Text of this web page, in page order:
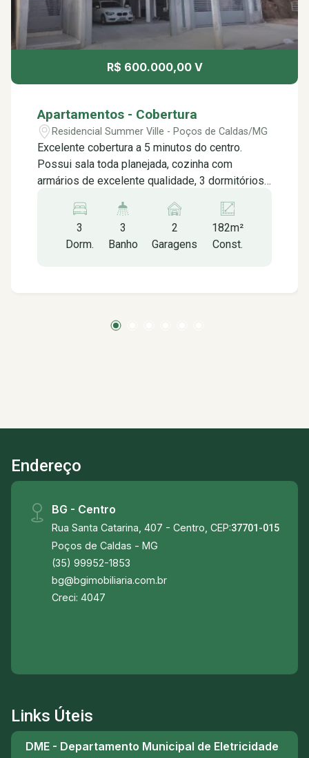
R$ 600.000,00 V
Apartamentos - Cobertura
Residencial Summer Ville - Poços de Caldas/MG
Excelente cobertura a 5 minutos do centro.
Possui sala toda planejada, cozinha com
armários de excelente qualidade, 3 dormitórios
vagas de garagem. Cobertura de 91m² com
banheiro área de serviço e espaço para área
gourmet.
3
Dorm.
3
Banho
2
Garagens
182m²
Const.
Endereço
BG - Centro
Rua Santa Catarina, 407 - Centro, CEP:37701-015
Poços de Caldas - MG
(35) 99952-1853
bg@bgimobiliaria.com.br
Creci: 4047
Links Úteis
DME - Departamento Municipal de Eletricidade